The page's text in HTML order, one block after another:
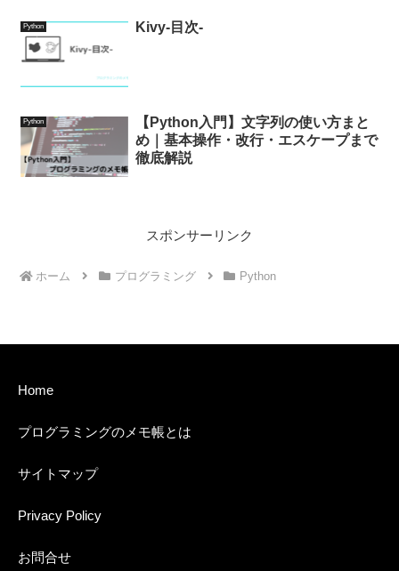
Python Kivy-目次-
Python
【Python入門】文字列の使い方まと
め｜基本操作・改行・エスケープまで
徹底解説
スポンサーリンク
ホーム プログラミング Python
Home
プログラミングのメモ帳とは
サイトマップ
Privacy Policy
お問合せ